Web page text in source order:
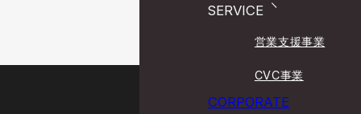
SERVICE
営業支援事業
CVC事業
CORPORATEPAGE TOP